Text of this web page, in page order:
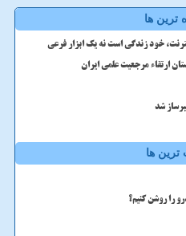
ترین ها
خود زندگی است نه یک ابزار فرعی
ارتقاء مرجعیت علمی ایران
ترین ها
را روشن کنیم؟